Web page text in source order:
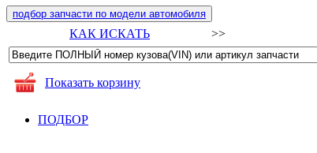
подбор запчасти по модели автомобиля
КАК ИСКАТЬ >>
Показать корзину
ПОДБОР